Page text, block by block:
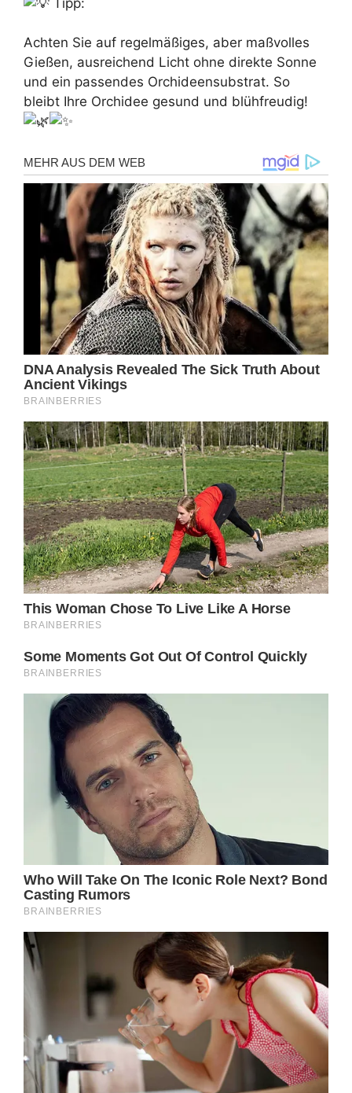
Achten Sie auf regelmäßiges, aber maßvolles
Gießen, ausreichend Licht ohne direkte Sonne
und ein passendes Orchideensubstrat. So
bleibt Ihre Orchidee gesund und blühfreudig!